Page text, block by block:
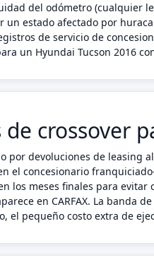
del odómetro (cualquier
estado afectado por
de servicio de
un Hyundai Tucson 2016
crossover
por devoluciones de
el concesionario
los meses finales para
en CARFAX. La banda
el pequeño costo extra de